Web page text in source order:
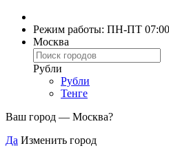
Режим работы: ПН-ПТ
Москва
Рубли
Рубли
Тенге
Ваш город — Москва?
Да Изменить город